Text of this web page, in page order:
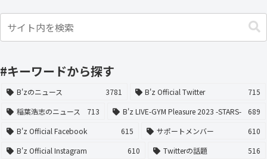
#キーワードから探す
B'zのニュース 3781 B'z Official Twitter
715
稲葉浩志のニュース
713 B'z LIVE-GYM Pleasure 2023 -STARS-
689
B'z Official Facebook
615 サポートメンバー
610
B'z Official Instagram
610 Twitterの話題
516